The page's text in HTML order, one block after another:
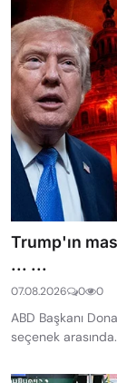
Trump'ın
... ...
07.08.2026 0 0
ABD Başkanı
seçenek